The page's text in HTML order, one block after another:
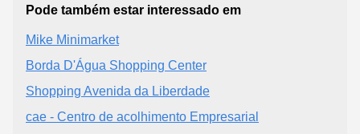
Pode também estar interessado em
Mike Minimarket
Borda D'Água Shopping Center
Shopping Avenida da Liberdade
cae - Centro de acolhimento Empresarial